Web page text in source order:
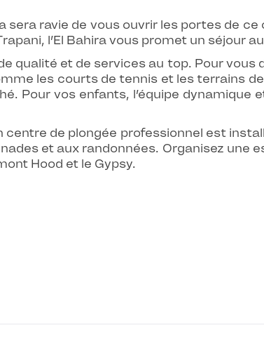
sera ravie de vous ouvrir les portes de
l’El Bahira vous promet un séjour
qualité et de services au top. Pour
les courts de tennis et les terrains
Pour vos enfants, l’équipe
centre de plongée professionnel est
et aux randonnées. Organisez
Hood et le Gypsy.